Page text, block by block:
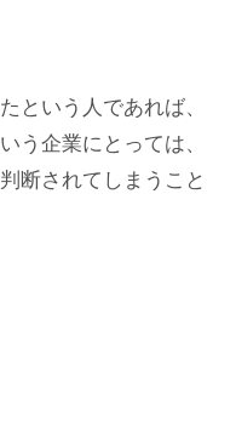
という人であれば、
う企業にとっては、
断されてしまうこと